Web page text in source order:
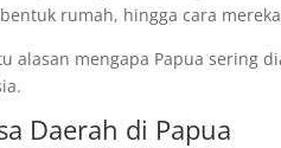
rumah, hingga cara
alasan mengapa Papua sering
Daerah di Papua